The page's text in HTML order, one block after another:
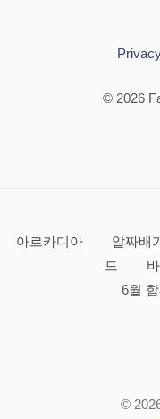
© 2026
아르카디아 알짜배
드
6월
©